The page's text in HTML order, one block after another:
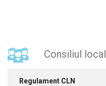
Consiliul local
Regulament CLN